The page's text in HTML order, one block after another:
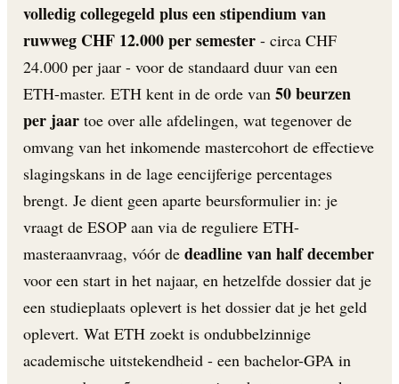
volledig collegegeld plus een stipendium van
ruwweg CHF 12.000 per semester - circa CHF
24.000 per jaar - voor de standaard duur van een
ETH-master. ETH kent in de orde van 50 beurzen
per jaar toe over alle afdelingen, wat tegenover de
omvang van het inkomende mastercohort de effectieve
slagingskans in de lage eencijferige percentages
brengt. Je dient geen aparte beursformulier in: je
vraagt de ESOP aan via de reguliere ETH-
masteraanvraag, vóór de deadline van half december
voor een start in het najaar, en hetzelfde dossier dat je
een studieplaats oplevert is het dossier dat je het geld
oplevert. Wat ETH zoekt is ondubbelzinnige
academische uitstekendheid - een bachelor-GPA in